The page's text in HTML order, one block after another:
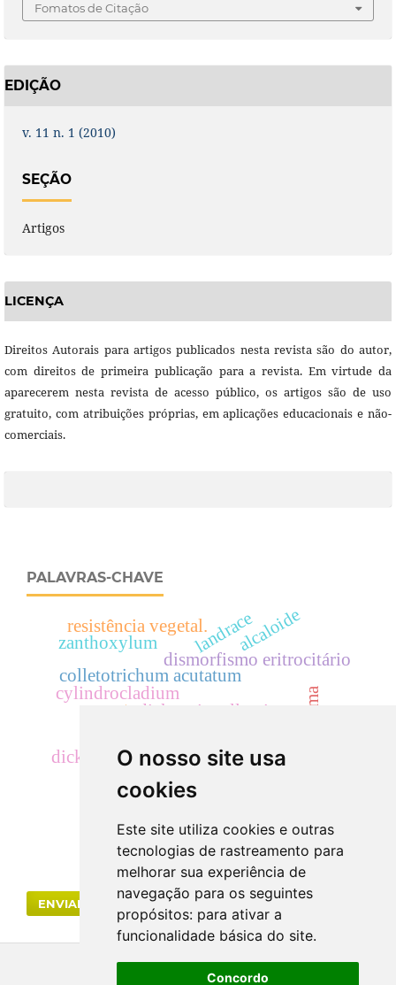
O nosso site usa
cookies
Este site utiliza cookies e outras
tecnologias de rastreamento para
melhorar sua experiência de
navegação para os seguintes
propósitos: para ativar a
funcionalidade básica do site.
Concordo
Fomatos de Citação
EDIÇÃO
v. 11 n. 1 (2010)
SEÇÃO
Artigos
LICENÇA
Direitos Autorais para artigos publicados nesta revista são do autor,
com direitos de primeira publicação para a revista. Em virtude da
aparecerem nesta revista de acesso público, os artigos são de uso
gratuito, com atribuições próprias, em aplicações educacionais e não-
comerciais.
PALAVRAS-CHAVE
creatinina
dicksoniaceae
dicksonia sellowiana
cylindrocladium
colletotrichum acutatum
acácias
cilindrúria.
dismorfismo eritrocitário
hematúria radiação gama
landrace
zanthoxylum
rutaceae
resistência vegetal. alcaloide
ENVIAR SUBMISSÃO